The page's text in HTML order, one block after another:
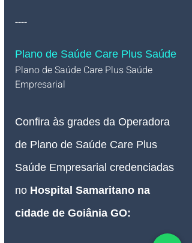
----
Plano de Saúde Care Plus Saúde
Plano de Saúde Care Plus Saúde
Empresarial
Confira às grades da Operadora
de Plano de Saúde Care Plus
Saúde Empresarial credenciadas
no Hospital Samaritano na
cidade de Goiânia GO: